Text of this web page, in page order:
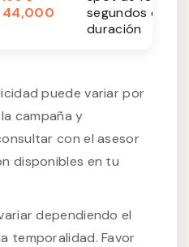
44,000
segundos de
duración
puede variar por
campaña y
con el asesor
disponibles en tu
dependiendo el
temporalidad. Favor